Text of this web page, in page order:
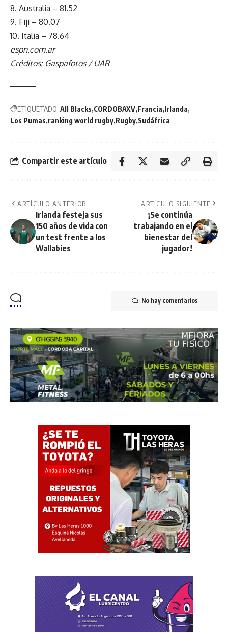
8. Australia – 81.52
9. Fiji – 80.07
10. Italia – 78.64
espn.com.ar
Créditos: Gaspafotos / UAR
ETIQUETADO: All Blacks CORDOBAXV Francia Irlanda
Los Pumas ranking world rugby Rugby Sudáfrica
Compartir este artículo
ARTÍCULO ANTERIOR
Irlanda festeja sus
150 años de vida con
un test frente a los
Wallabies
ARTÍCULO SIGUIENTE
¡Se continúa
trabajando en el
bienestar del
jugador!
No hay comentarios